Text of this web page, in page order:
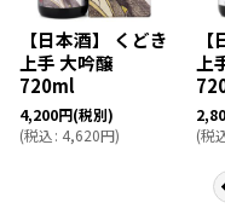
【日本酒】 くどき
上手 大吟醸
720ml
4,200円(税別)
(税込: 4,620円)
上
(税